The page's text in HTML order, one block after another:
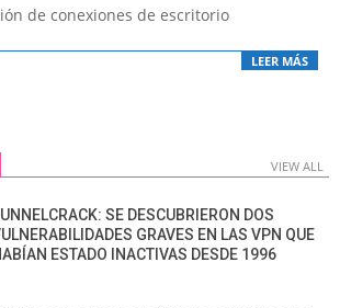
de conexiones de escritorio
LEER MÁS
VIEW ALL
SE DESCUBRIERON DOS
GRAVES EN LAS VPN QUE
ESTADO INACTIVAS DESDE 1996